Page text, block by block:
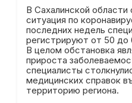
В Сахалинской
ситуация по
последних недель
регистрируют от 50 до
В целом обстановка
прироста
специалисты
медицинских справок
территорию региона.